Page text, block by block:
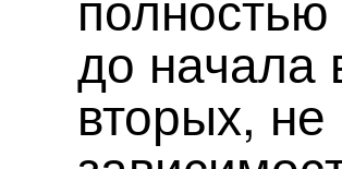
до начала
вторых,